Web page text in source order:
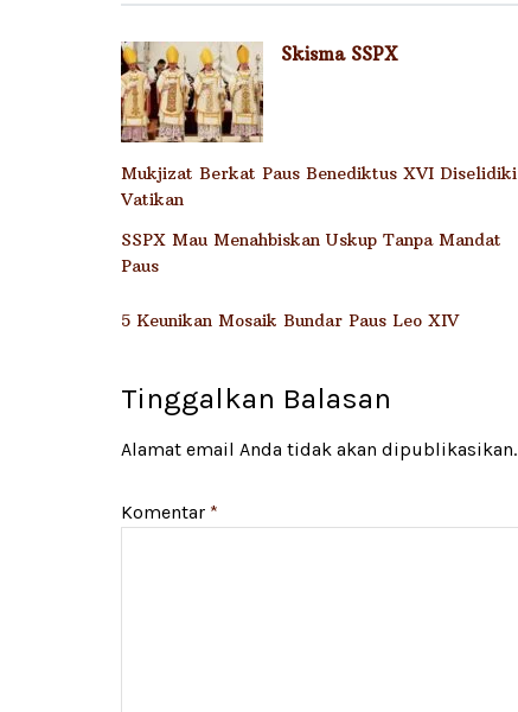
Skisma SSPX
Mukjizat Berkat Paus Benediktus XVI Diselidiki
Vatikan
SSPX Mau Menahbiskan Uskup Tanpa Mandat
Paus
5 Keunikan Mosaik Bundar Paus Leo XIV
Tinggalkan Balasan
Alamat email Anda tidak akan dipublikasikan.
Komentar *